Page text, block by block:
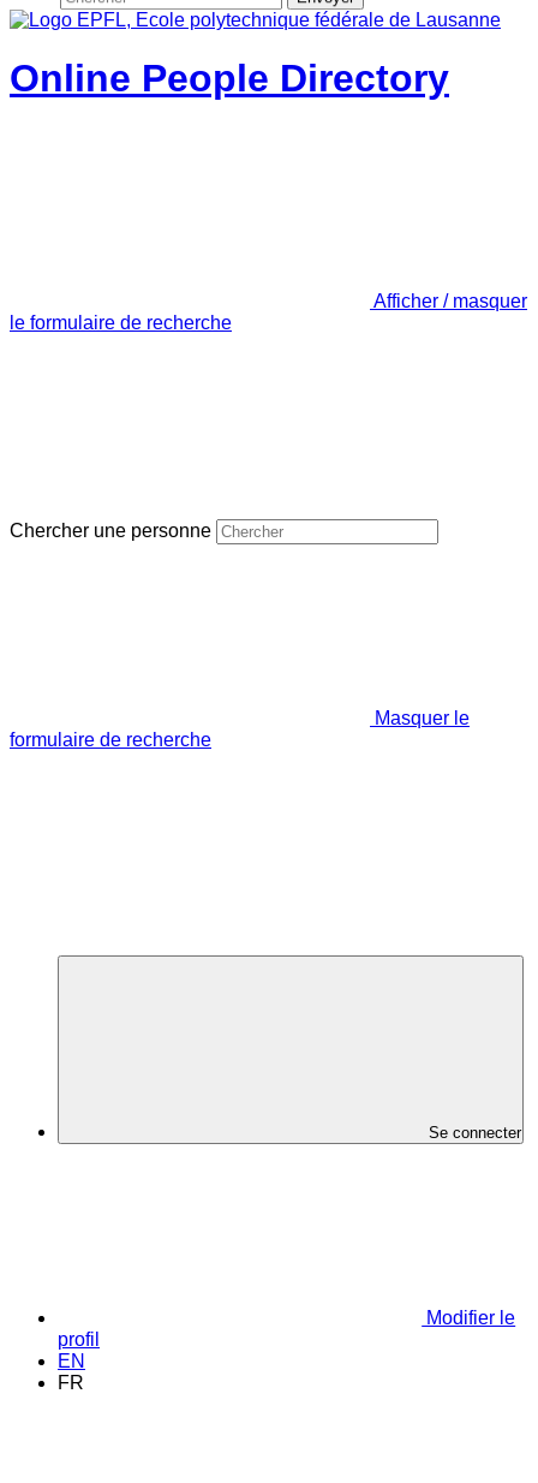
Online People Directory
Afficher / masquer
le formulaire de recherche
Chercher une personne
Masquer le
formulaire de recherche
Se connecter
Modifier le
profil
EN
FR